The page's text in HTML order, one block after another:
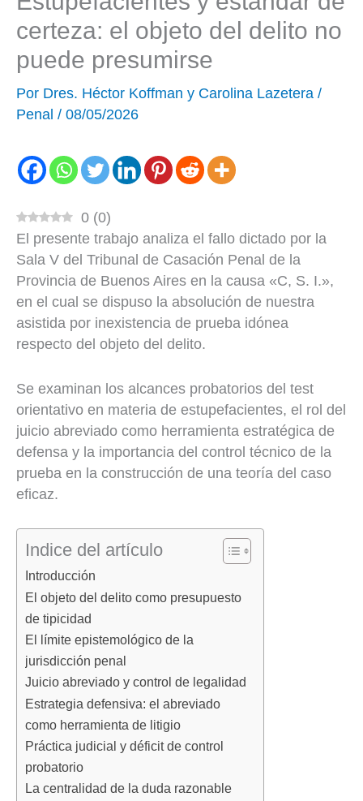
certeza: el objeto del delito no
puede presumirse
Por Dres. Héctor Koffman y Carolina Lazetera /
Penal / 08/05/2026
0 (0)
El presente trabajo analiza el fallo dictado por la
Sala V del Tribunal de Casación Penal de la
Provincia de Buenos Aires en la causa «C, S. I.»,
en el cual se dispuso la absolución de nuestra
asistida por inexistencia de prueba idónea
respecto del objeto del delito.
Se examinan los alcances probatorios del test
orientativo en materia de estupefacientes, el rol del
juicio abreviado como herramienta estratégica de
defensa y la importancia del control técnico de la
prueba en la construcción de una teoría del caso
eficaz.
Indice del artículo
Introducción
El objeto del delito como presupuesto
de tipicidad
El límite epistemológico de la
jurisdicción penal
Juicio abreviado y control de legalidad
Estrategia defensiva: el abreviado
como herramienta de litigio
Práctica judicial y déficit de control
probatorio
La centralidad de la duda razonable